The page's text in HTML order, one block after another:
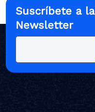
Suscríbete a la
Newsletter